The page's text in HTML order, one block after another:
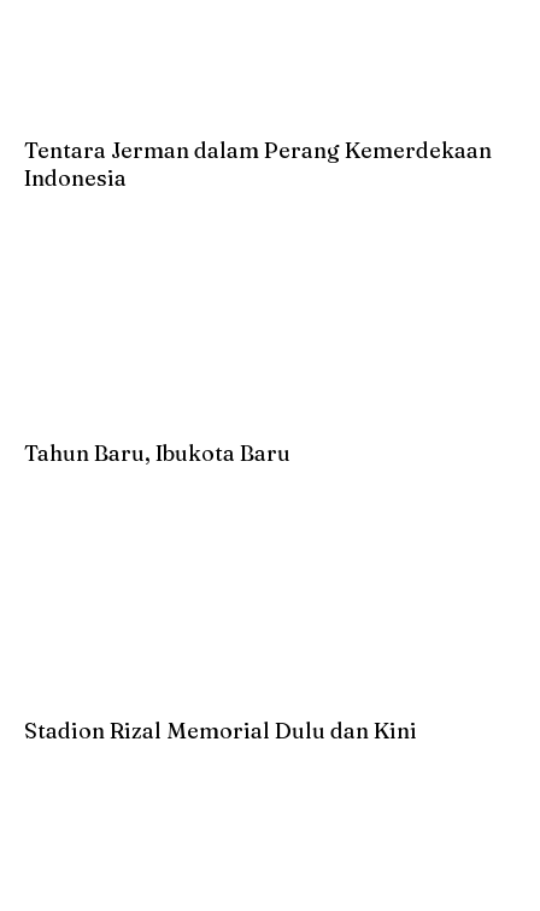
Tentara Jerman dalam Perang Kemerdekaan
Indonesia
Tahun Baru, Ibukota Baru
Stadion Rizal Memorial Dulu dan Kini